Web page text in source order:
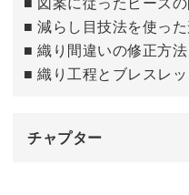
どちらも動画に沿って進
成ですので、安心してく
■ 減らし目技法を使っ
■ 織り間違いの修正方
■ 織り工程とブレスレ
チャプター